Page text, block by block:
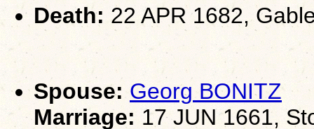
Death: 22 APR 1682,
Spouse: Georg BONITZ
Marriage: 17 JUN 1661,